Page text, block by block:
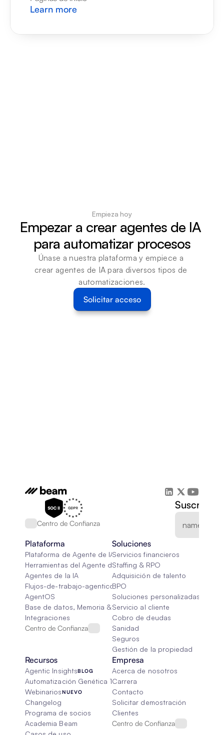
Learn more
Empieza hoy
Empezar a crear agentes de IA
para automatizar procesos
Únase a nuestra plataforma y empiece a
crear agentes de IA para diversos tipos de
automatizaciones.
Solicitar acceso
Centro de Confianza
Plataforma
Plataforma de Agente de IA
Herramientas del Agente de IA
Agentes de la IA
Flujos-de-trabajo-agenticos
AgentOS
Base de datos, Memoria & Trapo
Integraciones
Centro de Confianza
Soluciones
Servicios financieros
Staffing & RPO
Adquisición de talento
BPO
Soluciones personalizadas de IA
Servicio al cliente
Cobro de deudas
Sanidad
Seguros
Gestión de la propiedad
Recursos
Agentic InsightsBLOG
Automatización Genética 101
WebinariosNUEVO
Changelog
Programa de socios
Academia Beam
Empresa
Acerca de nosotros
Carrera
Contacto
Solicitar demostración
Clientes
Centro de Confianza